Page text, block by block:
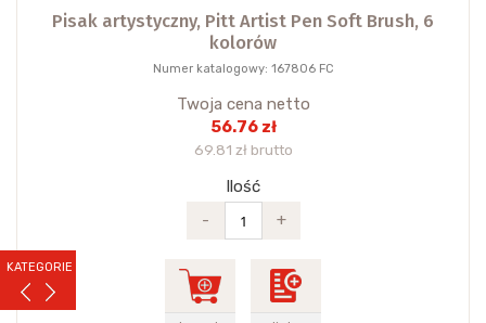
KATEGORIE
Pisak artystyczny, Pitt Artist Pen Soft Brush, 6
kolorów
Numer katalogowy: 167806 FC
Twoja cena netto
56.76 zł
69.81 zł brutto
Ilość
-
+